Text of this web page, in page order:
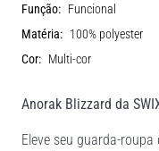
Função: Funcional
Matéria: 100% polyester
Cor: Multi-cor
Anorak Blizzard da
Eleve seu guarda-